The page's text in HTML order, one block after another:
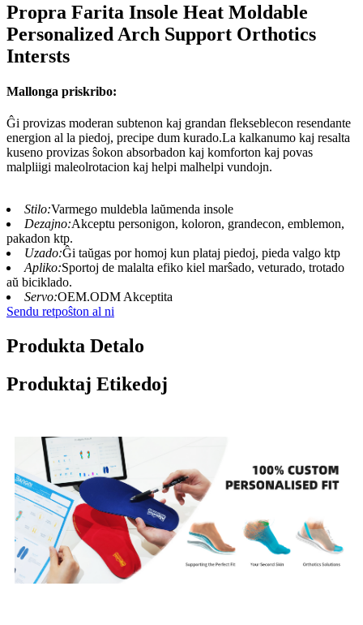
Propra Farita Insole Heat Moldable
Personalized Arch Support Orthotics
Intersts
Mallonga priskribo:
Ĝi provizas moderan subtenon kaj grandan flekseblecon resendante
energion al la piedoj, precipe dum kurado.La kalkanumo kaj resalta
kuseno provizas ŝokon absorbadon kaj komforton kaj povas
malpliigi maleolrotacion kaj helpi malhelpi vundojn.
Stilo:Varmego muldebla laŭmenda insole
Dezajno:Akceptu personigon, koloron, grandecon, emblemon,
pakadon ktp.
Uzado:Ĝi taŭgas por homoj kun plataj piedoj, pieda valgo ktp
Apliko:Sportoj de malalta efiko kiel marŝado, veturado, trotado
aŭ biciklado.
Servo:OEM.ODM Akceptita
Sendu retpoŝton al ni
Produkta Detalo
Produktaj Etikedoj